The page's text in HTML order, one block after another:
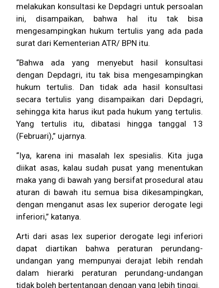
melakukan konsultasi ke Depdagri untuk persoalan
ini, disampaikan, bahwa hal itu tak bisa
mengesampingkan hukum tertulis yang ada pada
surat dari Kementerian ATR/ BPN itu.
“Bahwa ada yang menyebut hasil konsultasi
dengan Depdagri, itu tak bisa mengesampingkan
hukum tertulis. Dan tidak ada hasil konsultasi
secara tertulis yang disampaikan dari Depdagri,
sehingga kita harus ikut pada hukum yang tertulis.
Yang tertulis itu, dibatasi hingga tanggal 13
(Februari),” ujarnya.
“Iya, karena ini masalah lex spesialis. Kita juga
diikat asas, kalau sudah pusat yang menentukan
maka yang di bawah yang bersifat prosedural atau
aturan di bawah itu semua bisa dikesampingkan,
dengan menganut asas lex superior derogate legi
inferiori,” katanya.
Arti dari asas lex superior derogate legi inferiori
dapat diartikan bahwa peraturan perundang-
undangan yang mempunyai derajat lebih rendah
dalam hierarki peraturan perundang-undangan
tidak boleh bertentangan dengan yang lebih tinggi.